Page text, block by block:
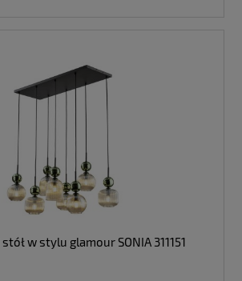
w stylu glamour SONIA 311151